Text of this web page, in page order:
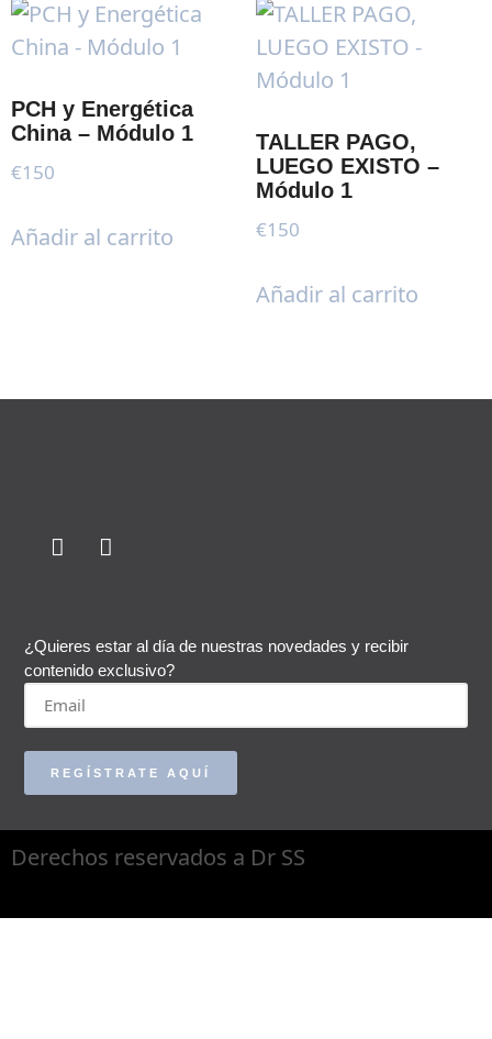
PCH y Energética
China – Módulo 1
€150
Añadir al carrito
TALLER PAGO,
LUEGO EXISTO –
Módulo 1
€150
Añadir al carrito
¿Quieres estar al día de nuestras novedades y recibir
contenido exclusivo?
REGÍSTRATE AQUÍ
Derechos reservados a Dr SS